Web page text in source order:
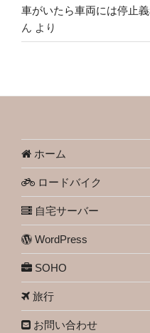
車がいたら車両には停止
ん より
ホーム
ロードバイク
自宅サーバー
WordPress
SOHO
旅行
お問い合わせ